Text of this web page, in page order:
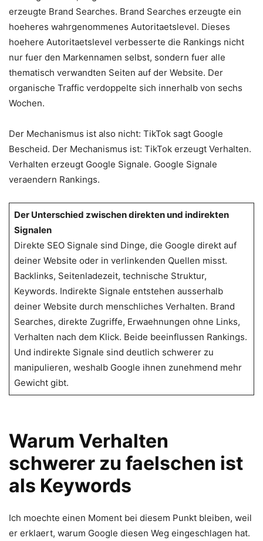
erzeugte Brand Searches. Brand Searches erzeugte ein
hoeheres wahrgenommenes Autoritaetslevel. Dieses
hoehere Autoritaetslevel verbesserte die Rankings nicht
nur fuer den Markennamen selbst, sondern fuer alle
thematisch verwandten Seiten auf der Website. Der
organische Traffic verdoppelte sich innerhalb von sechs
Wochen.
Der Mechanismus ist also nicht: TikTok sagt Google
Bescheid. Der Mechanismus ist: TikTok erzeugt Verhalten.
Verhalten erzeugt Google Signale. Google Signale
veraendern Rankings.
Der Unterschied zwischen direkten und indirekten
Signalen
Direkte SEO Signale sind Dinge, die Google direkt auf
deiner Website oder in verlinkenden Quellen misst.
Backlinks, Seitenladezeit, technische Struktur,
Keywords. Indirekte Signale entstehen ausserhalb
deiner Website durch menschliches Verhalten. Brand
Searches, direkte Zugriffe, Erwaehnungen ohne Links,
Verhalten nach dem Klick. Beide beeinflussen Rankings.
Und indirekte Signale sind deutlich schwerer zu
manipulieren, weshalb Google ihnen zunehmend mehr
Gewicht gibt.
Warum Verhalten
schwerer zu faelschen ist
als Keywords
Ich moechte einen Moment bei diesem Punkt bleiben, weil
er erklaert, warum Google diesen Weg eingeschlagen hat.